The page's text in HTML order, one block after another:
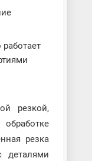
резкой,
резка
деталями